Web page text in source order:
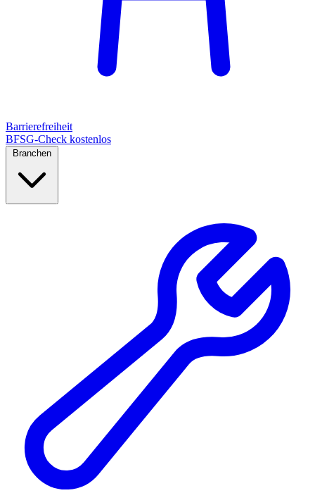
Barrierefreiheit
BFSG-Check kostenlos